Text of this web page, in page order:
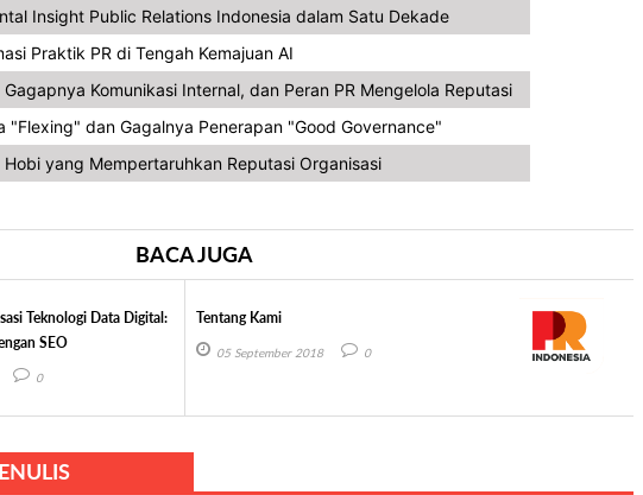
Insight Public Relations Indonesia dalam Satu Dekade
Praktik PR di Tengah Kemajuan AI
Komunikasi Internal, dan Peran PR Mengelola Reputasi
"Flexing" dan Gagalnya Penerapan "Good Governance"
Hobi yang Mempertaruhkan Reputasi Organisasi
BACA JUGA
Teknologi Data Digital:
SEO
0
Tentang Kami
05 September 2018 0